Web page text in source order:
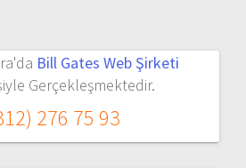
Bill Gates Web Şirketi
Gerçekleşmektedir.
276 75 93